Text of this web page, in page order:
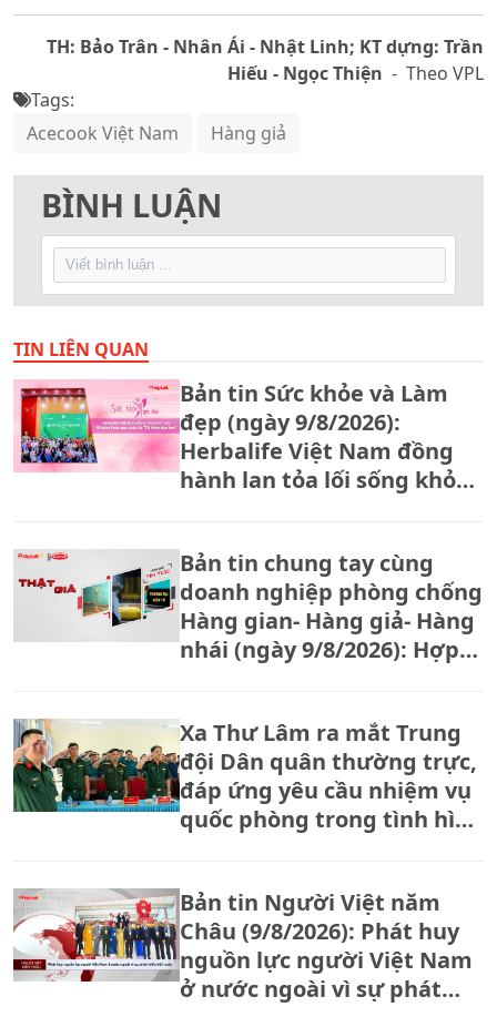
TH: Bảo Trân - Nhân Ái - Nhật Linh; KT dựng: Trần
Hiếu - Ngọc Thiện - Theo VPL
Tags:
Acecook Việt Nam
Hàng giả
BÌNH LUẬN
TIN LIÊN QUAN
Bản tin Sức khỏe và Làm
đẹp (ngày 9/8/2026):
Herbalife Việt Nam đồng
hành lan tỏa lối sống khỏe
Bản tin chung tay cùng
doanh nghiệp phòng chống
Hàng gian- Hàng giả- Hàng
nhái (ngày 9/8/2026): Hợp
giả, hàng nhái
Xa Thư Lâm ra mắt Trung
đội Dân quân thường trực,
đáp ứng yêu cầu nhiệm vụ
quốc phòng trong tình hình
Bản tin Người Việt năm
Châu (9/8/2026): Phát huy
nguồn lực người Việt Nam
ở nước ngoài vì sự phát